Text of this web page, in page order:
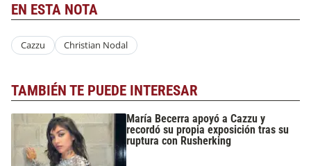
EN ESTA NOTA
Cazzu Christian Nodal
TAMBIÉN TE PUEDE INTERESAR
María Becerra apoyó a Cazzu y
recordó su propia exposición tras su
ruptura con Rusherking